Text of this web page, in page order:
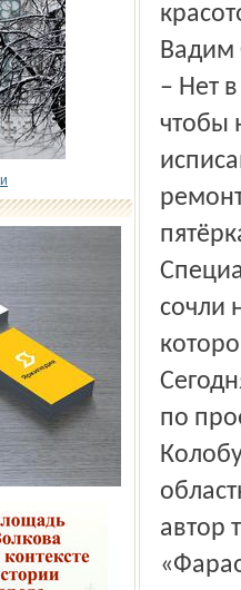
Вадим
– Нет
чтобы
сочли
по
автор